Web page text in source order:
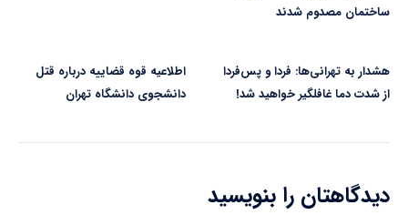
ساختمان مصدوم شدند
هشدار به تهرانی‌ها: فردا و پس‌فردا
از شدت دما غافلگیر خواهید شد!
اطلاعیه قوه قضاییه درباره قتل
دانشجوی دانشگاه تهران
دیدگاهتان را بنویسید